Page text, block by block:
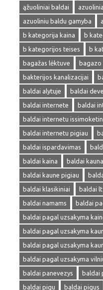
ąžuoliniai baldai
azuoliniu baldu gamyba
b kategorija kaina
b
b kategorijos teises
b
bagažas lėktuve
bagazo
bakterijos kanalizacijai
baldai alytuje
baldai
baldai internete
baldai
baldai internetu
baldai internetu pigiau
baldai ispardavimas
baldai kaina
baldai
baldai kaune pigiau
baldai klasikiniai
baldai
baldai namams
baldai
baldai pagal uzsakyma
baldai pagal uzsakyma
baldai pagal uzsakyma
baldai pagal uzsakyma
baldai panevezys
baldai
baldai pigu
baldai pigus